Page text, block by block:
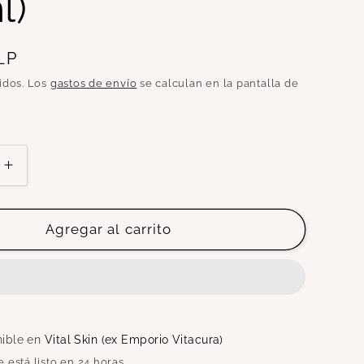
Los gastos de envío se calculan en la pantalla de
Aumentar
cantidad
para
FACIAL
OIL
(30ml)
Agregar al carrito
en Vital Skin (ex Emporio Vitacura)